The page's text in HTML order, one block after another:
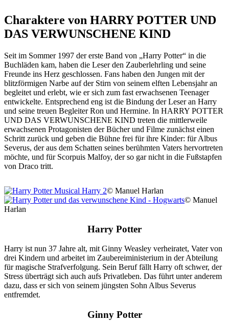
Charaktere von HARRY POTTER UND
DAS VERWUNSCHENE KIND
Seit im Sommer 1997 der erste Band von „Harry Potter“ in die
Buchläden kam, haben die Leser den Zauberlehrling und seine
Freunde ins Herz geschlossen. Fans haben den Jungen mit der
blitzförmigen Narbe auf der Stirn von seinem elften Lebensjahr an
begleitet und erlebt, wie er sich zum fast erwachsenen Teenager
entwickelte. Entsprechend eng ist die Bindung der Leser an Harry
und seine treuen Begleiter Ron und Hermine. In HARRY POTTER
UND DAS VERWUNSCHENE KIND treten die mittlerweile
erwachsenen Protagonisten der Bücher und Filme zunächst einen
Schritt zurück und geben die Bühne frei für ihre Kinder: für Albus
Severus, der aus dem Schatten seines berühmten Vaters hervortreten
möchte, und für Scorpuis Malfoy, der so gar nicht in die Fußstapfen
von Draco tritt.
© Manuel Harlan
© Manuel
Harlan
Harry Potter
Harry ist nun 37 Jahre alt, mit Ginny Weasley verheiratet, Vater von
drei Kindern und arbeitet im Zaubereiministerium in der Abteilung
für magische Strafverfolgung. Sein Beruf fällt Harry oft schwer, der
Stress überträgt sich auch aufs Privatleben. Das führt unter anderem
dazu, dass er sich von seinem jüngsten Sohn Albus Severus
entfremdet.
Ginny Potter